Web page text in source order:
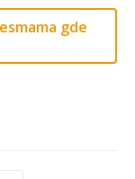
gde